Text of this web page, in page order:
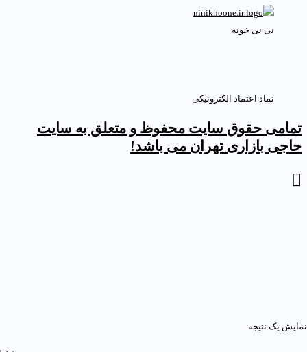
یک نتیجه
نی نی خونه
نماد اعتماد الکترونیکی
حقوق سایت محفوظ و متعلق به سایت
بازاری تهران می باشد!